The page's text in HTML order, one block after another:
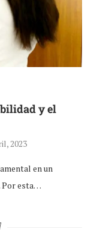
y el
2023
en un
Por esta…